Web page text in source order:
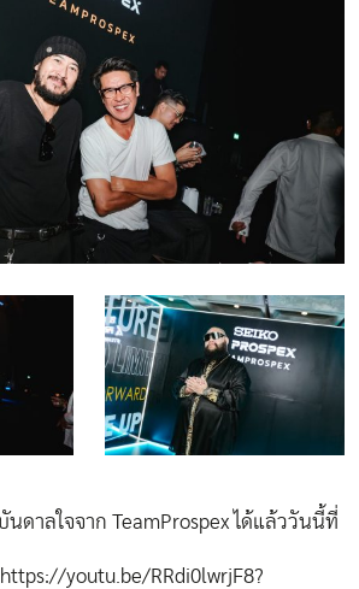
นดาลใจจาก TeamProspex ได้แล้ววันนี้ที่
https://youtu.be/RRdi0lwrjF8?